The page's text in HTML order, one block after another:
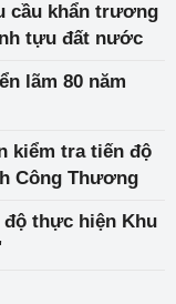
cầu khẩn trương
tựu đất nước
lãm 80 năm
kiểm tra tiến độ
Công Thương
thực hiện Khu